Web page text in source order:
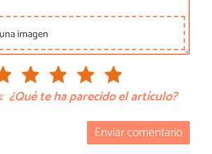
imagen
¿Qué te ha parecido el artículo?
Enviar comentario